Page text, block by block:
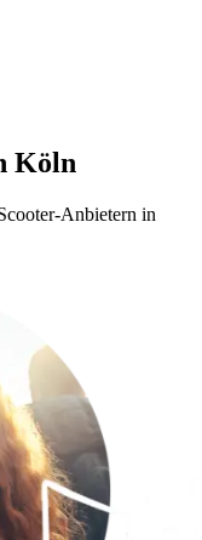
Köln
Anbietern in